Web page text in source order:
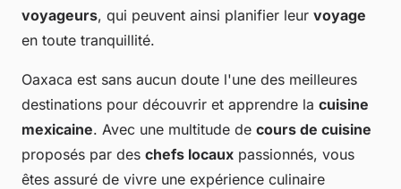
voyageurs, qui peuvent ainsi planifier leur voyage
en toute tranquillité.
Oaxaca est sans aucun doute l'une des meilleures
destinations pour découvrir et apprendre la cuisine
mexicaine. Avec une multitude de cours de cuisine
proposés par des chefs locaux passionnés, vous
êtes assuré de vivre une expérience culinaire